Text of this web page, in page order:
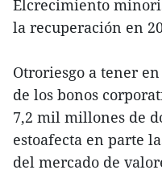
Elcrecimiento
la recuperación en
Otroriesgo a tener
de los bonos
7,2 mil millones de
estoafecta en parte
del mercado de